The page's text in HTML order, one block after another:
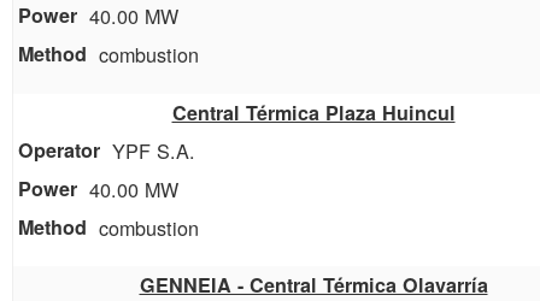
40.00 MW
combustion
Central Térmica Plaza Huincul
YPF S.A.
40.00 MW
combustion
GENNEIA - Central Térmica Olavarría